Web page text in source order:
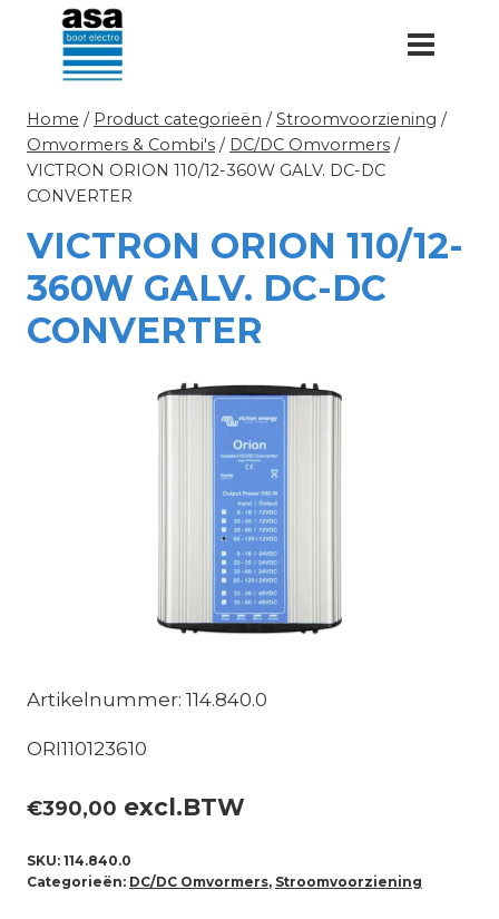
Doorgaan
inhoud
Home / Product categorieën / Stroomvoorziening /
Omvormers & Combi's / DC/DC Omvormers /
VICTRON ORION 110/12-360W GALV. DC-DC
CONVERTER
VICTRON ORION 110/12-
360W GALV. DC-DC
CONVERTER
Artikelnummer: 114.840.0
ORI110123610
€390,00 excl.BTW
SKU: 114.840.0
Categorieën: DC/DC Omvormers, Stroomvoorziening